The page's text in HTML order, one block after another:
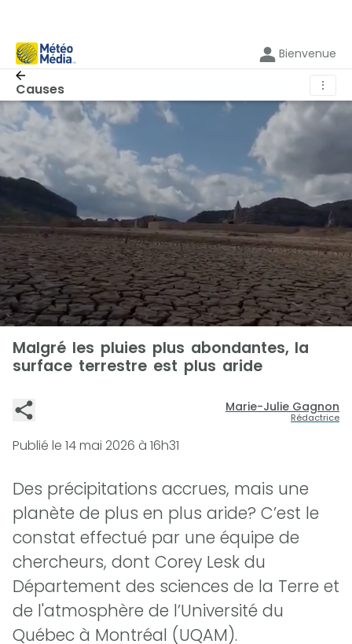
Bienvenue
Causes ⋮
Malgré les pluies plus abondantes, la
surface terrestre est plus aride
Marie-Julie Gagnon
Rédactrice
Publié le 14 mai 2026 à 16h31
Des précipitations accrues, mais une
planète de plus en plus aride? C’est le
constat effectué par une équipe de
chercheurs, dont Corey Lesk du
Département des sciences de la Terre et
de l'atmosphère de l’Université du
Québec à Montréal (UQAM).